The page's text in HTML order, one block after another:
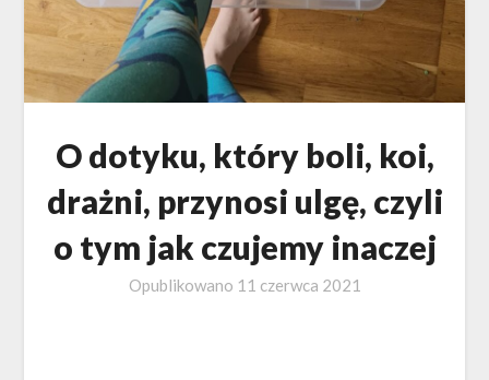
O dotyku, który boli, koi,
drażni, przynosi ulgę, czyli
o tym jak czujemy inaczej
Opublikowano 11 czerwca 2021